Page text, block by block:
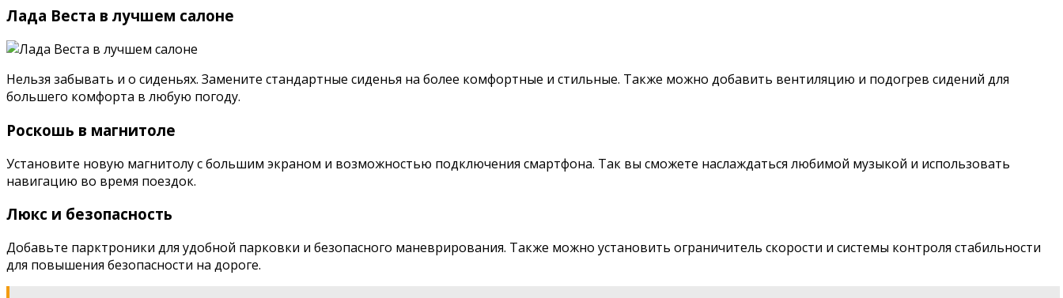
Лада Веста в лучшем салоне
Нельзя забывать и о сиденьях. Замените стандартные сиденья на более комфортные и стильные. Также можно добавить вентиляцию и подогрев сидений для
большего комфорта в любую погоду.
Роскошь в магнитоле
Установите новую магнитолу с большим экраном и возможностью подключения смартфона. Так вы сможете наслаждаться любимой музыкой и использовать
навигацию во время поездок.
Люкс и безопасность
Добавьте парктроники для удобной парковки и безопасного маневрирования. Также можно установить ограничитель скорости и системы контроля стабильности
для повышения безопасности на дороге.